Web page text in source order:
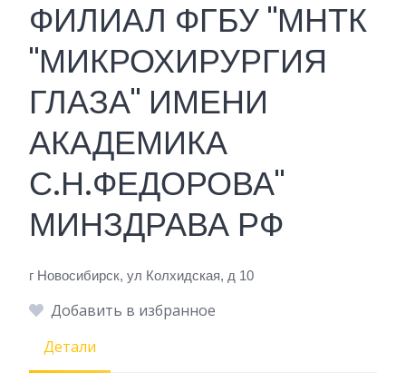
ФИЛИАЛ ФГБУ "МНТК
"МИКРОХИРУРГИЯ
ГЛАЗА" ИМЕНИ
АКАДЕМИКА
С.Н.ФЕДОРОВА"
МИНЗДРАВА РФ
г Новосибирск, ул Колхидская, д 10
Добавить в избранное
Детали